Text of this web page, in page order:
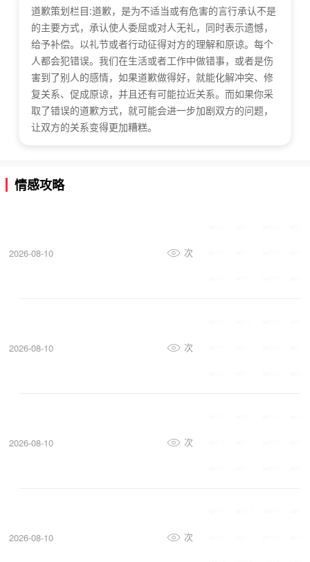
道歉策划栏目:道歉，是为不适当或有危害的言行承认不是
的主要方式，承认使人委屈或对人无礼，同时表示遗憾，
给予补偿。以礼节或者行动征得对方的理解和原谅。每个
人都会犯错误。我们在生活或者工作中做错事，或者是伤
害到了别人的感情，如果道歉做得好，就能化解冲突、修
复关系、促成原谅，并且还有可能拉近关系。而如果你采
取了错误的道歉方式，就可能会进一步加剧双方的问题，
让双方的关系变得更加糟糕。
情感攻略
2026-08-10 次
2026-08-10 次
2026-08-10 次
2026-08-10 次